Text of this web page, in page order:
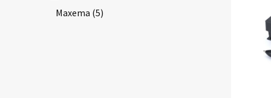
Maxema (5)